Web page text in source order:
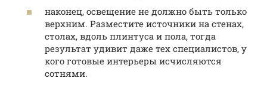
наконец, освещение не должно быть только
верхним. Разместите источники на стенах,
столах, вдоль плинтуса и пола, тогда
результат удивит даже тех специалистов, у
кого готовые интерьеры исчисляются
сотнями.